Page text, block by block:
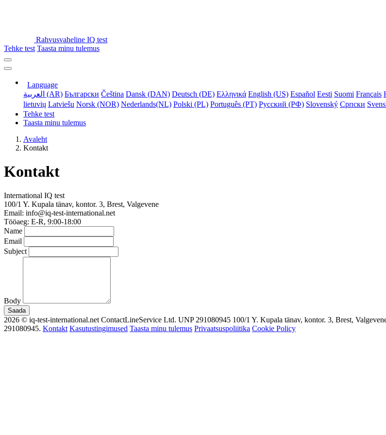
Rahvusvaheline IQ test
Tehke test Taasta minu tulemus
Language
العربية (AR) Български Čeština Dansk (DAN) Deutsch (DE) Ελληνικά English (US) Español Eesti Suomi Français
lietuvių Latviešu Norsk (NOR) Nederlands(NL) Polski (PL) Português (PT) Русский (РФ) Slovenský Српски
Tehke test
Taasta minu tulemus
Avaleht
Kontakt
Kontakt
International IQ test
100/1 Y. Kupala tänav, kontor. 3, Brest, Valgevene
Email: info@iq-test-international.net
Tööaeg: E-R, 9:00-18:00
Name
Email
Subject
Body
Saada
2026 © iq-test-international.net ContactLineService Ltd. UNP 291080945 100/1 Y. Kupala tänav, kontor. 3, Brest,
291080945. Kontakt Kasutustingimused Taasta minu tulemus Privaatsuspoliitika Cookie Policy